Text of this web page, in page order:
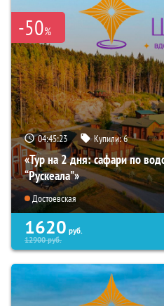
-50%
04:45:22 Купили:6
«Тур на 2 дня: сафари по
“Рускеала"»
Достоевская
1620 руб.
12900руб.